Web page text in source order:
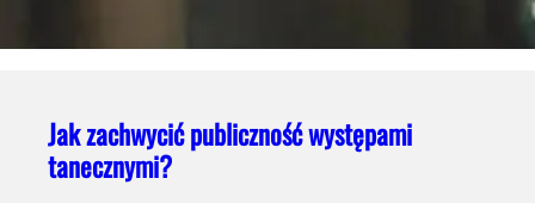
Jak zachwycić publiczność występami
tanecznymi?